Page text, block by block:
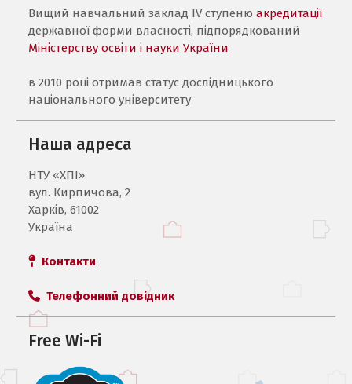
Вищий навчальний заклад IV ступенюакредитації
державної форми власності, підпорядкований
Міністерству освіти і науки України
в 2010 році отримав статус дослідницького
національного університету
Наша адреса
НТУ «ХПI»
вул. Кирпичова, 2
Харків, 61002
Україна
Контакти
Телефонний довідник
Free Wi-Fi